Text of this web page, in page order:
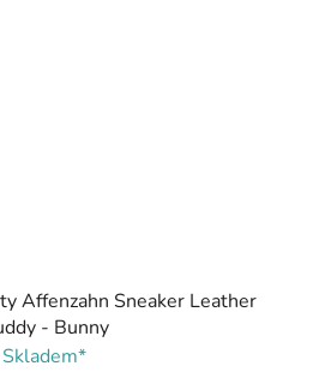
Affenzahn Sneaker Leather
- Bunny
Skladem*